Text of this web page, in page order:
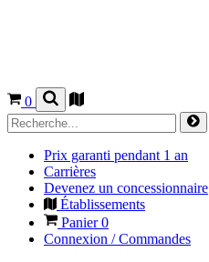
0
Prix garanti pendant 1 an
Carrières
Devenez un concessionnaire
Établissements
Panier0
Connexion / Commandes